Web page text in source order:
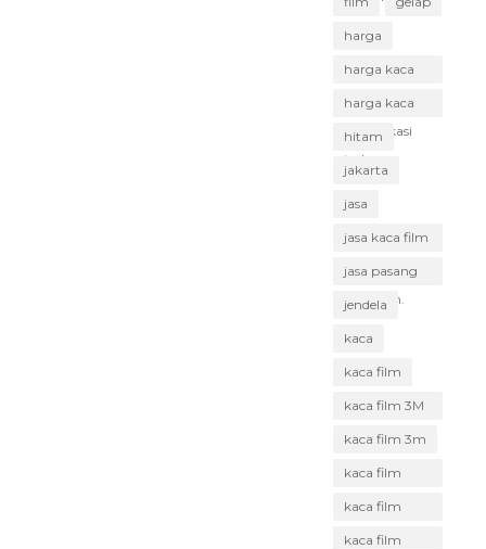
harga
harga kaca
film Bekasi
harga kaca
film Bekasi
terbaru
hitam
jakarta
jasa
jasa kaca film
Bekasi
jasa pasang
kaca film.
jendela
kaca
kaca film
kaca film 3M
Bekasi
kaca film 3m
kaca film
Babelan
kaca film
Bekasi
kaca film